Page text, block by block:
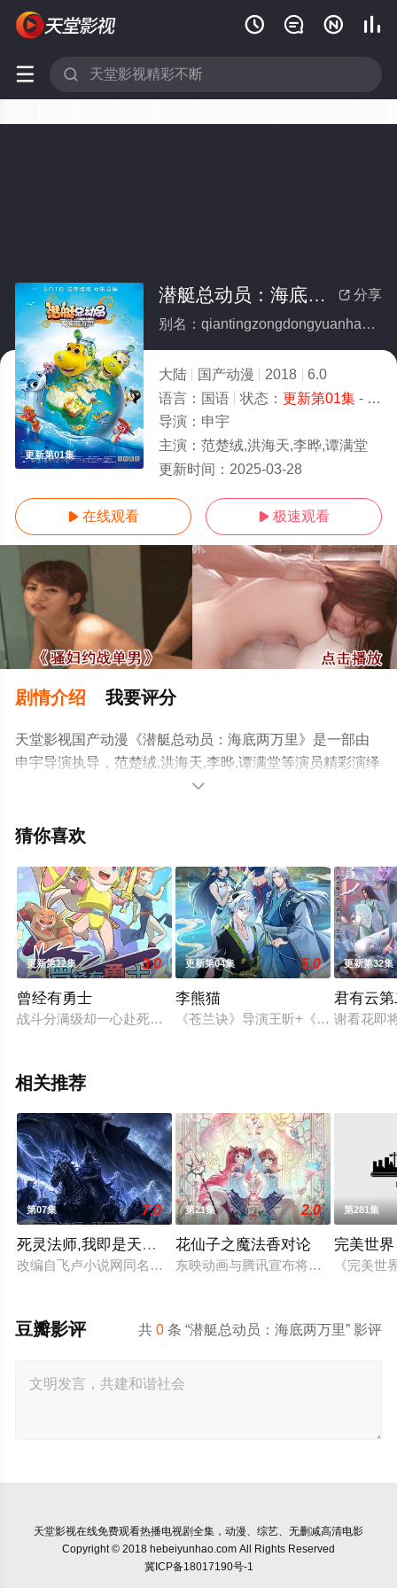
   
 
更新第01集
 分享
潜艇总动员：海底两万里
别名：qiantingzongdongyuanhaidiliangwanli
大陆 国产动漫 2018
6.0
语言： 国语 状态： 更新第01集- 免费在线观看
导演： 申宇
主演： 范楚绒,洪海天,李晔,谭满堂
更新时间： 2025-03-28
 在线观看  极速观看
剧情介绍 我要评分
天堂影视国产动漫《潜艇总动员：海底两万里》是一部由
申宇导演执导，范楚绒,洪海天,李晔,谭满堂等演员精彩演绎
的大陆动漫，手机免费观看高清未删减完整版动漫全集就
或剧情网等平台了解。

猜你喜欢
更新第12集 3.0
曾经有勇士
战斗分满级却一心赴死、渴望养老享乐的反差萌恶龙——魔界第
更新第04集 5.0
李熊猫
《苍兰诀》导演王昕+《咒术回战》
更新第32集
君有云
谢看花即
相关推荐
第07集 7.0
死灵法师,我即是天灾(2026)
改编自飞卢小说网同名小说。 游戏降临现实，世界规则颠覆，
第21集 2.0
花仙子之魔法香对论
东映动画与腾讯宣布将联手打造『花
第281集
完美世界
《完美
共0 条 “潜艇总动员：海底两万里” 影评
豆瓣影评
天堂影视在线免费观看热播电视剧全集，动漫、综艺、无删减高清电影
Copyright © 2018 hebeiyunhao.com All Rights Reserved
冀ICP备18017190号-1